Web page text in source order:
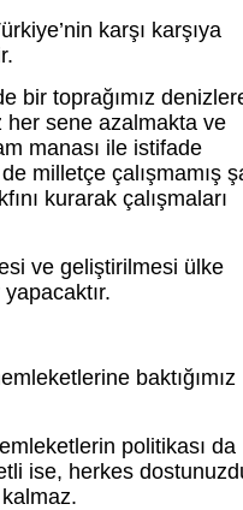
karşı karşıya
bir toprağımız
her sene azalmakta ve
manası ile istifade
milletçe çalışmamış
kurarak çalışmaları
ve geliştirilmesi ülke
baktığımız
politikası da
ise, herkes
kalmaz.